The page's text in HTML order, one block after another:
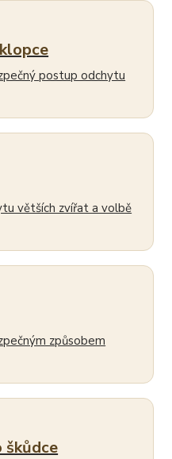
postup odchytu
větších zvířat a volbě
způsobem
škůdce